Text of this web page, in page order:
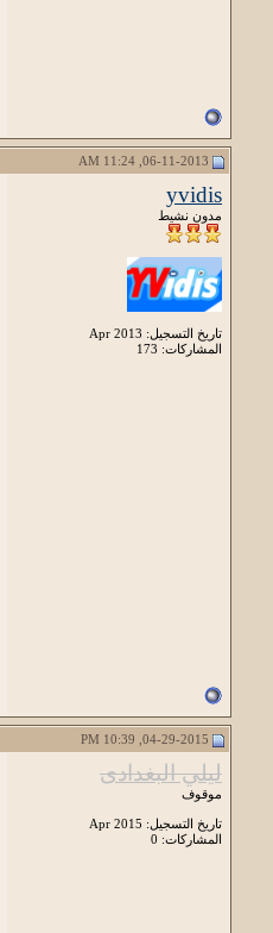
yvidis
مدون نشيط
تاريخ التسجيل: Apr 2013
المشاركات: 173
ليلي البغدادى
موقوف
تاريخ التسجيل: Apr 2015
المشاركات: 0